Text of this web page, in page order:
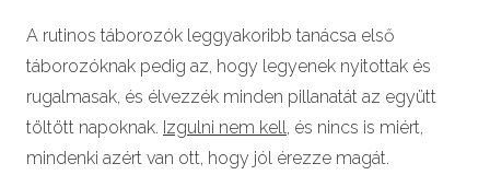
A rutinos táborozók leggyakoribb tanácsa első
táborozóknak pedig az, hogy legyenek nyitottak és
rugalmasak, és élvezzék minden pillanatát az együtt
töltött napoknak. Izgulni nem kell, és nincs is miért,
mindenki azért van ott, hogy jól érezze magát.